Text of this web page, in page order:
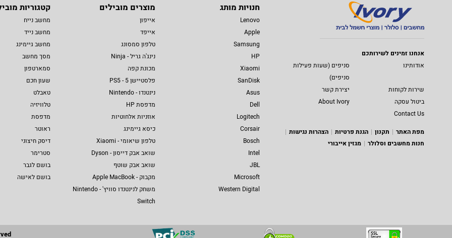
אנחנו זמינים לשירותכם
אודותינו
סניפים (שעות פעילות
סניפים)
שירות לקוחות
יצירת קשר
ביטול עסקה
About Ivory
Contact Us
מפת האתר
תקנון הגנת פרטיות
הצהרות נגישות
חנות מחשבים וסלולר
מגזין אייבורי
חנויות מותג
Lenovo
Apple
Samsung
HP
Xiaomi
SanDisk
Asus
Dell
Logitech
Corsair
Bosch
Intel
JBL
Microsoft
Western Digital
מוצרים מובילים
אייפון
אייפד
טלפון סמסונג
נינג'ה גריל - Ninja
מכונת קפה
פלסטיישן 5 - PS5
נינטנדו - Nintendo
מדפסת HP
אוזניות אלחוטיות
כיסא גיימינג
טלפון שיאומי - Xiaomi
שואב אבק דייסון - Dyson
שואב אבק שוטף
מקבוק - Apple MacBook
משחק לנינטנדו סוויץ' - Nintendo
Switch
קטגוריות
מחשב נייח
מחשב נייד
מחשב גיימינג
מסך מחשב
סמארטפון
שעון חכם
טאבלט
טלוויזיה
מדפסת
ראוטר
דיסק חיצוני
סטרימר
בושם לגבר
בושם לאישה